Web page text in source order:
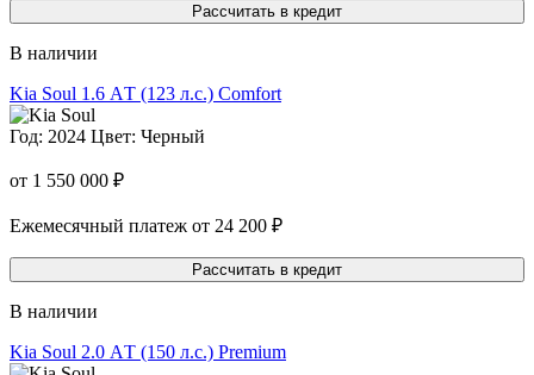
Рассчитать в кредит
В наличии
Kia Soul 1.6 АT (123 л.с.) Comfort
Год: 2024 Цвет: Черный
от 1 550 000 ₽
Ежемесячный платеж от 24 200 ₽
Рассчитать в кредит
В наличии
Kia Soul 2.0 АT (150 л.с.) Premium